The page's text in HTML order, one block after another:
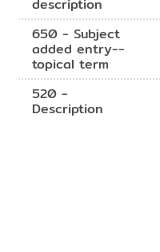
description
650 - Subject
added entry--
topical term
520 -
Description